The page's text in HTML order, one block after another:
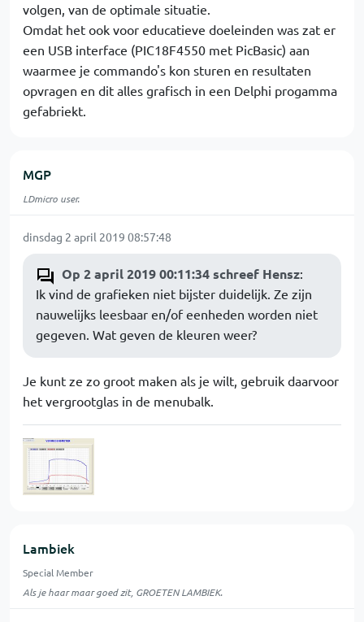
volgen, van de optimale situatie.
Omdat het ook voor educatieve doeleinden was zat er
een USB interface (PIC18F4550 met PicBasic) aan
waarmee je commando's kon sturen en resultaten
opvragen en dit alles grafisch in een Delphi progamma
gefabriekt.
MGP
LDmicro user.
dinsdag 2 april 2019 08:57:48
Op 2 april 2019 00:11:34 schreef Hensz:
Ik vind de grafieken niet bijster duidelijk. Ze zijn
nauwelijks leesbaar en/of eenheden worden niet
gegeven. Wat geven de kleuren weer?
Je kunt ze zo groot maken als je wilt, gebruik daarvoor
het vergrootglas in de menubalk.
Lambiek
Special Member
Als je haar maar goed zit, GROETEN LAMBIEK.